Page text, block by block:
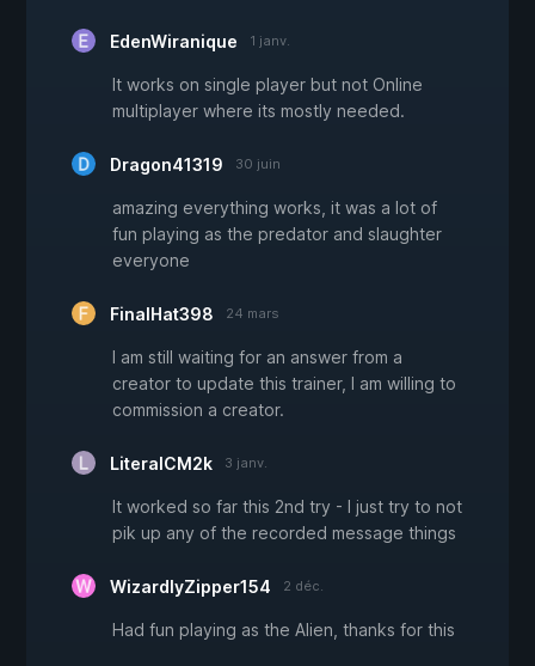
EdenWiranique 1 janv.
It works on single player but not Online
multiplayer where its mostly needed.
Dragon41319 30 juin
amazing everything works, it was a lot of
fun playing as the predator and slaughter
everyone
FinalHat398 24 mars
I am still waiting for an answer from a
creator to update this trainer, I am willing to
commission a creator.
LiteralCM2k 3 janv.
It worked so far this 2nd try - I just try to not
pik up any of the recorded message things
WizardlyZipper154 2 déc.
Had fun playing as the Alien, thanks for this